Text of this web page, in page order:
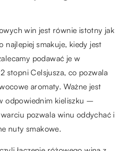
win jest równie istotny jak
najlepiej smakuje, kiedy jest
podawać je w
stopni Celsjusza, co pozwala
aromaty. Ważne jest
odpowiednim kieliszku –
pozwala winu oddychać i
nuty smakowe.